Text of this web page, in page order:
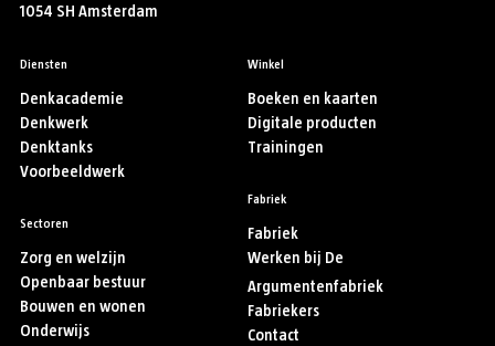
1054 SH Amsterdam
Diensten
Denkacademie
Denkwerk
Denktanks
Voorbeeldwerk
Sectoren
Zorg en welzijn
Openbaar bestuur
Bouwen en wonen
Onderwijs
Winkel
Boeken en kaarten
Digitale producten
Trainingen
Fabriek
Fabriek
Werken bij De
Argumentenfabriek
Fabriekers
Contact